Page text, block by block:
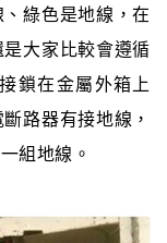
綠色是地線，在
大家比較會遵循
鎖在金屬外箱上
路器有接地線，
組地線。